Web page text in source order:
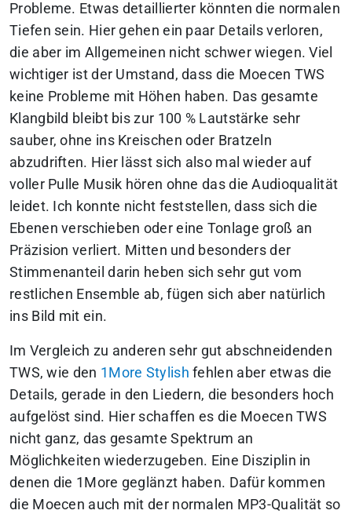
Probleme. Etwas detaillierter könnten die normalen
Tiefen sein. Hier gehen ein paar Details verloren,
die aber im Allgemeinen nicht schwer wiegen. Viel
wichtiger ist der Umstand, dass die Moecen TWS
keine Probleme mit Höhen haben. Das gesamte
Klangbild bleibt bis zur 100 % Lautstärke sehr
sauber, ohne ins Kreischen oder Bratzeln
abzudriften. Hier lässt sich also mal wieder auf
voller Pulle Musik hören ohne das die Audioqualität
leidet. Ich konnte nicht feststellen, dass sich die
Ebenen verschieben oder eine Tonlage groß an
Präzision verliert. Mitten und besonders der
Stimmenanteil darin heben sich sehr gut vom
restlichen Ensemble ab, fügen sich aber natürlich
ins Bild mit ein.
Im Vergleich zu anderen sehr gut abschneidenden
TWS, wie den 1More Stylish fehlen aber etwas die
Details, gerade in den Liedern, die besonders hoch
aufgelöst sind. Hier schaffen es die Moecen TWS
nicht ganz, das gesamte Spektrum an
Möglichkeiten wiederzugeben. Eine Disziplin in
denen die 1More geglänzt haben. Dafür kommen
die Moecen auch mit der normalen MP3-Qualität so